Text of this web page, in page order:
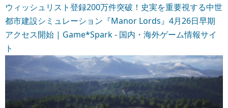
ウィッシュリスト登録200万件突破！史実を重要視する中世
都市建設シミュレーション『Manor Lords』4月26日早期
アクセス開始 | Game*Spark - 国内・海外ゲーム情報サイ
ト